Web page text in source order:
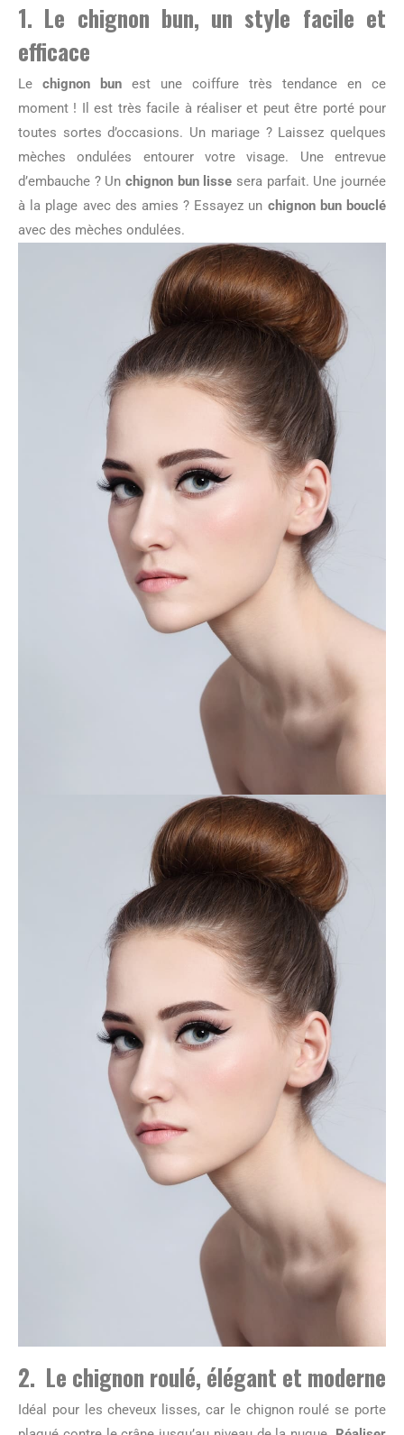
1. Le chignon bun, un style facile et
efficace
Le chignon bun est une coiffure très tendance en ce
moment ! Il est très facile à réaliser et peut être porté pour
toutes sortes d’occasions. Un mariage ? Laissez quelques
mèches ondulées entourer votre visage. Une entrevue
d’embauche ? Un chignon bun lisse sera parfait. Une journée
à la plage avec des amies ? Essayez un chignon bun bouclé
avec des mèches ondulées.
2. Le chignon roulé, élégant et moderne
Idéal pour les cheveux lisses, car le chignon roulé se porte